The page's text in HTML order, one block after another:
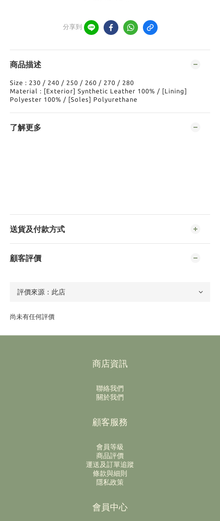
分享到
商品描述
Size : 230 / 240 / 250 / 260 / 270 / 280
Material : [Exterior] Synthetic Leather 100% / [Lining]
Polyester 100% / [Soles] Polyurethane
了解更多
送貨及付款方式
顧客評價
尚未有任何評價
商店資訊
聯絡我們
關於我們
顧客服務
會員等級
商品評價
運送及訂單追蹤
條款與細則
隱私政策
會員中心